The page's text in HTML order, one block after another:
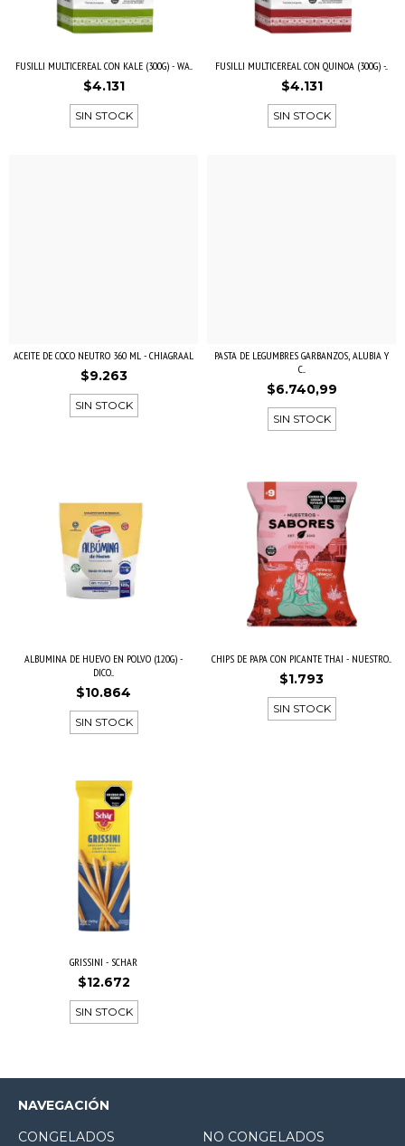
FUSILLI MULTICEREAL CON KALE (300G) - WA...
$4.131
SIN STOCK
FUSILLI MULTICEREAL CON QUINOA (300G) -...
$4.131
SIN STOCK
ACEITE DE COCO NEUTRO 360 ML - CHIAGRAAL
$9.263
SIN STOCK
PASTA DE LEGUMBRES GARBANZOS, ALUBIA Y
C...
$6.740,99
SIN STOCK
ALBUMINA DE HUEVO EN POLVO (120G) -
DICO...
$10.864
SIN STOCK
CHIPS DE PAPA CON PICANTE THAI - NUESTRO...
$1.793
SIN STOCK
GRISSINI - SCHAR
$12.672
SIN STOCK
NAVEGACIÓN
CONGELADOS
NO CONGELADOS